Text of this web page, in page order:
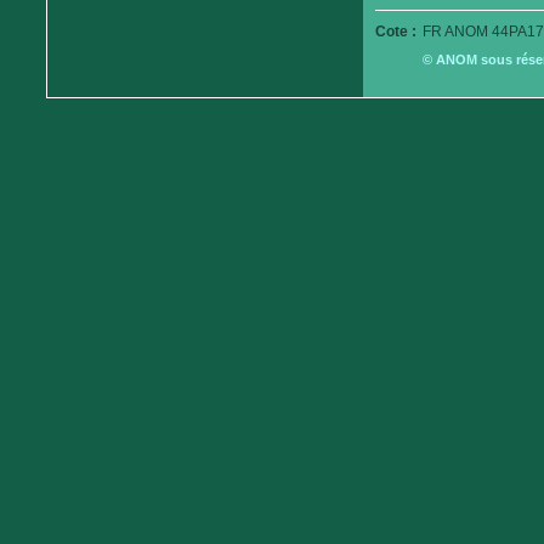
Cote : FR ANOM
© ANOM sous